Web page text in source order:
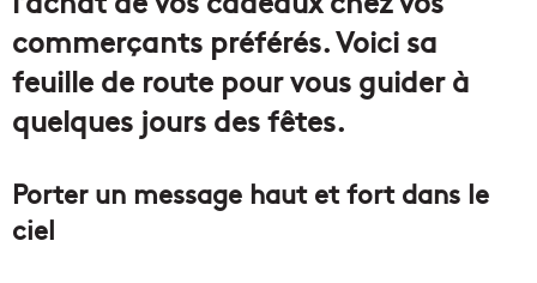
commerçants préférés. Voici sa
feuille de route pour vous guider à
quelques jours des fêtes.
Porter un message haut et fort dans le
ciel